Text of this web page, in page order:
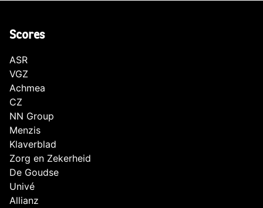
Scores
ASR
VGZ
Achmea
CZ
NN Group
Menzis
Klaverblad
Zorg en Zekerheid
De Goudse
Univé
Allianz